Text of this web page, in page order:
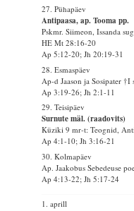
27. Pühapäev
Antipaasa, ap. Tooma pp.
Pskmr. Siimeon, Issanda
HE Mt 28:16-20
Ap 5:12-20; Jh 20:19-31
28. Esmaspäev
Ap-d Jaason ja Sosipater †I
Ap 3:19-26; Jh 2:1-11
29. Teisipäev
Surnute mäl. (raadovits)
Küziki 9 mr-t: Teognid,
Ap 4:1-10; Jh 3:16-21
30. Kolmapäev
Ap. Jaakobus Sebedeuse
Ap 4:13-22; Jh 5:17-24
1. aprill